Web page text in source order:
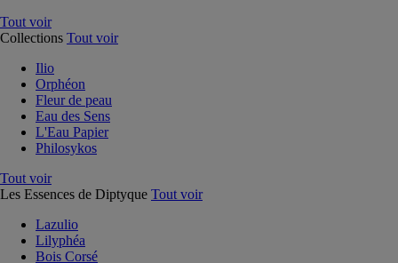
Tout voir
Collections Tout voir
Ilio
Orphéon
Fleur de peau
Eau des Sens
L'Eau Papier
Philosykos
Tout voir
Les Essences de Diptyque Tout voir
Lazulio
Lilyphéa
Bois Corsé